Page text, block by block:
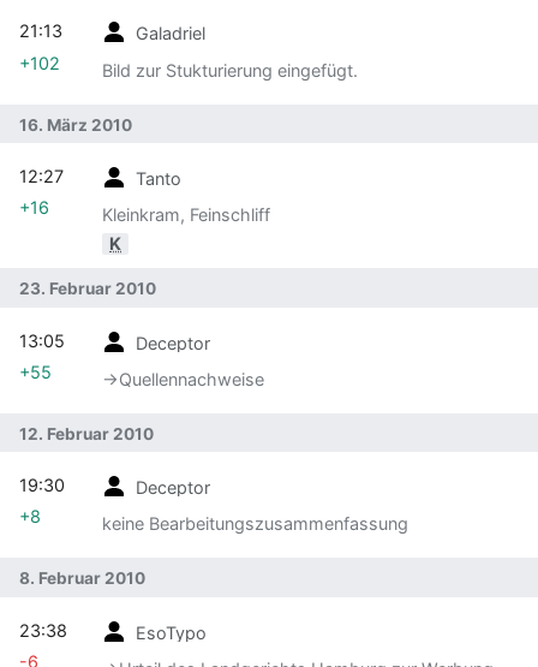
Galadriel
Bild zur Stukturierung eingefügt.
21:13
+102
16. März 2010
Tanto
Kleinkram, Feinschliff
K
12:27
+16
23. Februar 2010
Deceptor
→‎Quellennachweise
13:05
+55
12. Februar 2010
Deceptor
keine Bearbeitungszusammenfassung
19:30
+8
8. Februar 2010
EsoTypo
23:38
-6